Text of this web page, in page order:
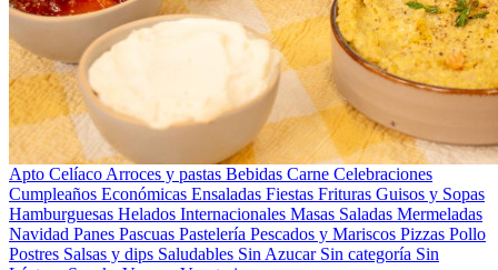
Apto Celíaco Arroces y pastas Bebidas Carne Celebraciones
Cumpleaños Económicas Ensaladas Fiestas Frituras Guisos y Sopas
Hamburguesas Helados Internacionales Masas Saladas Mermeladas
Navidad Panes Pascuas Pastelería Pescados y Mariscos Pizzas Pollo
Postres Salsas y dips Saludables Sin Azucar Sin categoría Sin